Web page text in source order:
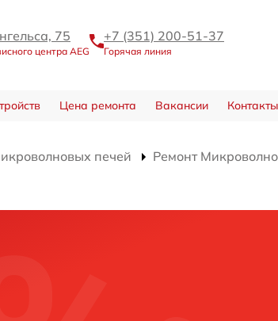
75
центра AEG
+7 (351) 200-51-37
Горячая линия
Цена ремонта Вакансии Контакты
печей
Ремонт